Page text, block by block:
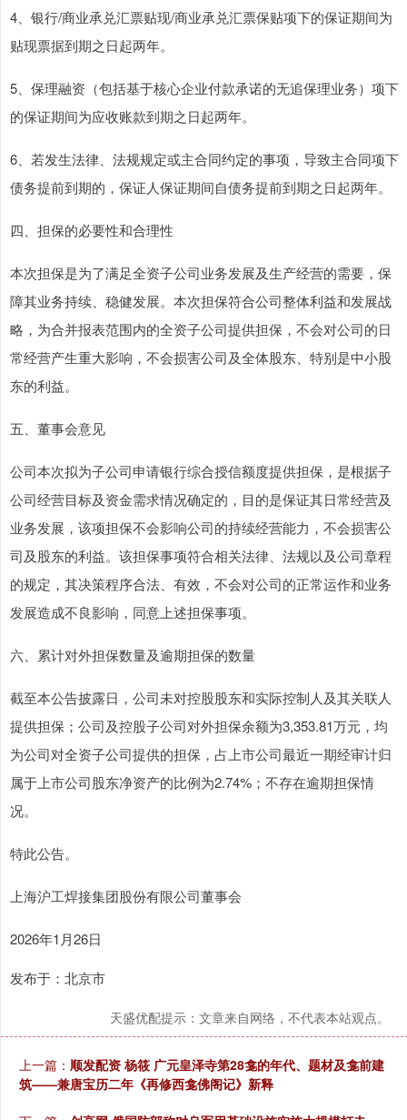
4、银行/商业承兑汇票贴现/商业承兑汇票保贴项下的保证期间为
贴现票据到期之日起两年。
5、保理融资（包括基于核心企业付款承诺的无追保理业务）项下
的保证期间为应收账款到期之日起两年。
6、若发生法律、法规规定或主合同约定的事项，导致主合同项下
债务提前到期的，保证人保证期间自债务提前到期之日起两年。
四、担保的必要性和合理性
本次担保是为了满足全资子公司业务发展及生产经营的需要，保
障其业务持续、稳健发展。本次担保符合公司整体利益和发展战
略，为合并报表范围内的全资子公司提供担保，不会对公司的日
常经营产生重大影响，不会损害公司及全体股东、特别是中小股
东的利益。
五、董事会意见
公司本次拟为子公司申请银行综合授信额度提供担保，是根据子
公司经营目标及资金需求情况确定的，目的是保证其日常经营及
业务发展，该项担保不会影响公司的持续经营能力，不会损害公
司及股东的利益。该担保事项符合相关法律、法规以及公司章程
的规定，其决策程序合法、有效，不会对公司的正常运作和业务
发展造成不良影响，同意上述担保事项。
六、累计对外担保数量及逾期担保的数量
截至本公告披露日，公司未对控股股东和实际控制人及其关联人
提供担保；公司及控股子公司对外担保余额为3,353.81万元，均
为公司对全资子公司提供的担保，占上市公司最近一期经审计归
属于上市公司股东净资产的比例为2.74%；不存在逾期担保情
况。
特此公告。
上海沪工焊接集团股份有限公司董事会
2026年1月26日
发布于：北京市
天盛优配提示：文章来自网络，不代表本站观点。
上一篇： 顺发配资 杨筱 广元皇泽寺第28龛的年代、题材及龛前建
筑——兼唐宝历二年《再修西龛佛阁记》新释